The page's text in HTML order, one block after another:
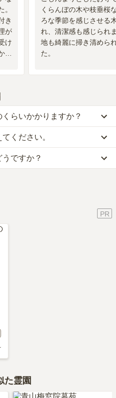
。
き
が
け
っ
くらんぼの木や枝垂桜
ろな季節を感じさせる
れ、清潔感も感じられ
地も綺麗に掃き清めら
た。
らいかかりますか？
円(墓石代別)からお求めいただけ
場は、一般墓が約267万円（墓
いものが悪い、という訳ではあ
ください。
御成門駅」から徒歩約1分で
「地図・交通アクセス」欄をご
ですか？
3.9点です。特に価格、設備・
ます。
開放感があります。食事はホテ
あります。」といったお声をい
た霊園